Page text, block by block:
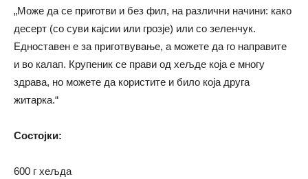
„Може да се приготви и без фил, на различни начини: како
десерт (со суви кајсии или грозје) или со зеленчук.
Едноставен е за приготвување, а можете да го направите
и во калап. Крупеник се прави од хељде која е многу
здрава, но можете да користите и било која друга
житарка.“
Состојки:
600 г хељда